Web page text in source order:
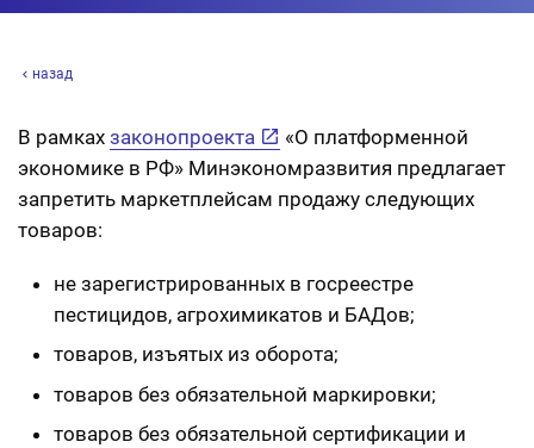
назад
В рамках законопроекта
«О платформенной
экономике в РФ» Минэкономразвития предлагает
запретить маркетплейсам продажу следующих
товаров:
не зарегистрированных в госреестре
пестицидов, агрохимикатов и БАДов;
товаров, изъятых из оборота;
товаров без обязательной маркировки;
товаров без обязательной сертификации и